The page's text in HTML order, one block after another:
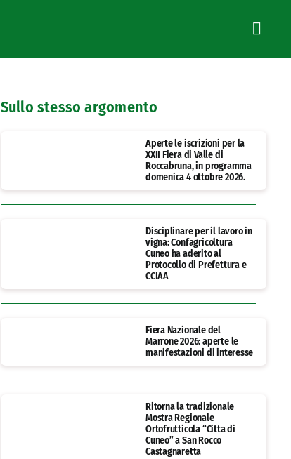
Sullo stesso argomento
Aperte le iscrizioni per la
XXII Fiera di Valle di
Roccabruna, in programma
domenica 4 ottobre 2026.
Disciplinare per il lavoro in
vigna: Confagricoltura
Cuneo ha aderito al
Protocollo di Prefettura e
CCIAA
Fiera Nazionale del
Marrone 2026: aperte le
manifestazioni di interesse
Ritorna la tradizionale
Mostra Regionale
Ortofrutticola “Citta di
Cuneo” a San Rocco
Castagnaretta